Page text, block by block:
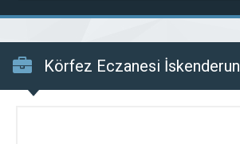
Körfez Eczanesi İskenderun